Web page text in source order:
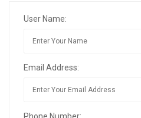
User Name:
Email Address:
Phone Number: